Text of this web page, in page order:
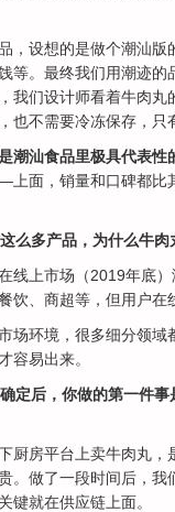
，设想的是做个潮汕版
等。最终我们用潮迹
我们设计师看着牛肉
也不需要冷冻保存，只
潮汕食品里极具代表性
面，销量和口碑都比
么多产品，为什么牛肉
线上市场（2019年底
饮、商超等，但用户在
场环境，很多细分领
容易出来。
定后，你做的第一件
厨房平台上卖牛肉丸
。做了一段时间后，
键就在供应链上面。